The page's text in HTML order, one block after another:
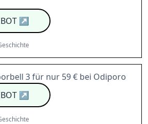
↗
3 für nur 59 € bei Odiporo
↗